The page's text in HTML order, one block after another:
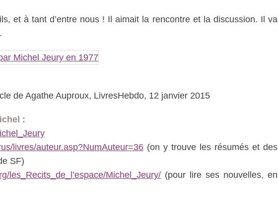
et à tant d’entre nous ! Il aimait la rencontre et la discussion. Il va
de Agathe Auproux, LivresHebdo, 12 janvier 2015
:
livres/auteur.asp?NumAuteur=36 (on y trouve les résumés et des
SF)
les_Recits_de_l’espace/Michel_Jeury/ (pour lire ses nouvelles, en